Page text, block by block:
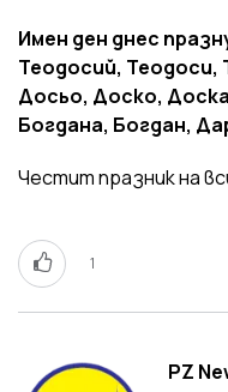
Имен ден днес
Теодосий, Теодоси,
Досьо, Доско,
Богдана, Богдан,
Честит празник на
1
PZ